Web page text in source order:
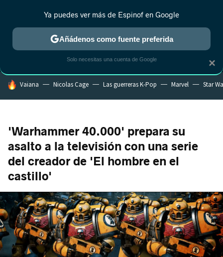
MENÚ NUEVO
ESTRENOS REALITY ANIME RANKINGS CINE
HOY SE HABLA DE
Vaiana Nicolas Cage Las guerreras K-Pop Marvel Star
'Warhammer 40.000' prepara su
asalto a la televisión con una serie
del creador de 'El hombre en el
castillo'
×
Ya puedes ver más de Espinof en Google
Añádenos como fuente preferida
Solo necesitas una cuenta de Google